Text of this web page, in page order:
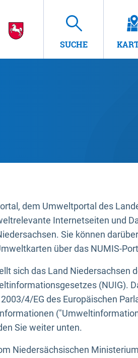
SUCHE
dem Umweltportal des
Internetseiten und
Sie können
über das NUMIS-
sich das Land Niedersachsen
(NUIG).
4/EG des Europäischen
Sie weiter unten.
Niedersächsischen